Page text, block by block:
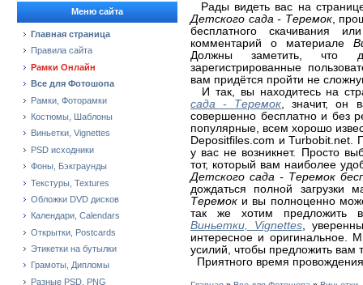
Меню сайта
Главная страница
Правила сайта
Рамки Онлайн
Все для Фотошопа
Рамки, Фоторамки
Костюмы, Шаблоны
Виньетки, Vignettes
PSD исходники
Фоны, Бэкграунды
Текстуры, Textures
Обложки DVD дисков
Календари, Calendars
Открытки, Postcards
Этикетки на бутылки
Грамоты, Дипломы
Разные PSD, PNG
Рады видеть вас на
Детского сада - Теремок,
бесплатного скачивания
комментарий о материале
Должны заметить, что
зарегистрированные
вам придётся пройти не
И так, вы находитесь на
сада - Теремок, значит, он
совершенно бесплатно и без
популярные, всем хорошо
Depositfiles.com и Turbobit.net.
у вас не возникнет. Просто
тот, который вам наиболее
Детского сада - Теремок
дождаться полной загрузки
Теремок и вы полноценно
так же хотим предложить
Виньетки, Vignettes,
интересное и оригинальное.
усилий, чтобы предложить вам
Приятного время